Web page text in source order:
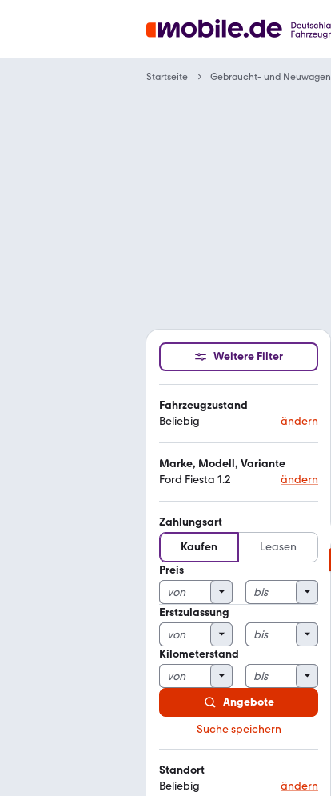
Startseite Gebraucht- und Neuwagen
Weitere Filter
Fahrzeugzustand
Beliebig
ändern
Marke, Modell, Variante
Ford Fiesta 1.2
ändern
Zahlungsart
Kaufen
Leasen
Preis
Erstzulassung
Kilometerstand
Angebote
Suche speichern
Standort
Beliebig
ändern